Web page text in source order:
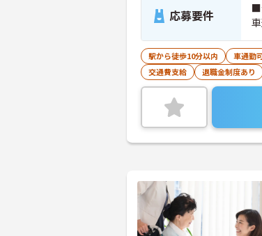
応募要件
■
駅から徒歩10分以内 車通勤
交通費支給
退職金制度あり